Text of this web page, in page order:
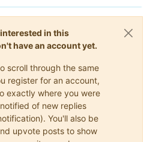
in this
have an account yet.
scroll through the same
register for an account,
exactly where you were
of new replies
You'll also be
upvote posts to show